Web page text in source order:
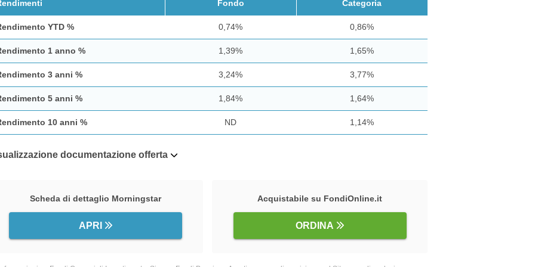
Fondo Categoria
YTD % 0,74% 0,86%
1 anno % 1,39% 1,65%
3 anni % 3,24% 3,77%
5 anni % 1,84% 1,64%
10 anni % ND 1,14%
documentazione offerta
Scheda di dettaglio Morningstar
APRI
Acquistabile su FondiOnline.it
ORDINA